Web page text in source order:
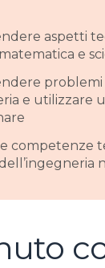
aspetti
e
problemi
e utilizzare
competenze